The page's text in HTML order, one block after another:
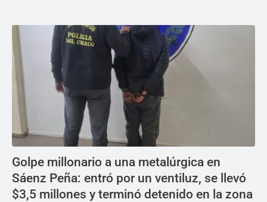
Golpe millonario a una metalúrgica en
Sáenz Peña: entró por un ventiluz, se llevó
$3,5 millones y terminó detenido en la zona